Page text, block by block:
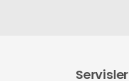
Servisler